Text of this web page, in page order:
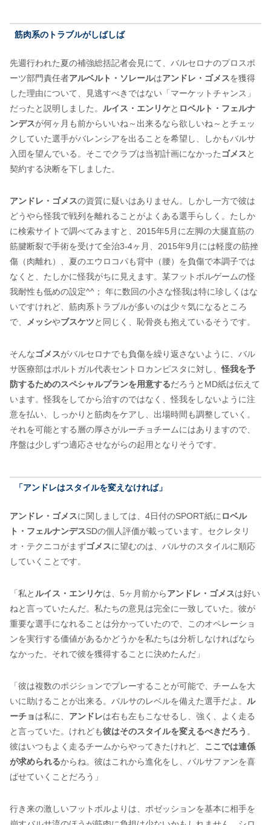
筋肉系のトラブルがしばしば
先週行われた夏の補強総括記者会見にて、バルセロナのプロスポ
ーツ部門責任者アルベルト・ソレールはアンドレ・ゴメスを獲得
した理由について、見逃すべきではない「マーケットチャンス」
だったと説明しました。 ルイス・エンリケと ロベルト・フェルナ
ンデスが何ヶ月も前からいいね～出来るなら欲しいね～とチェッ
クしていた選手がバレンシアを出ることを希望し、しかもバルサ
入団を望んでいる。そこでクラブは当初計画になかった ゴメスと
契約する決断を下しました。
アンドレ・ゴメスの資質に疑いはありません。しかし一方で彼は
どうやら怪我で戦列を離れることがよくある選手らしく。たしか
に検索サイトで調べてみますと、2015年5月に左脚の大腿直筋の
筋腱断裂で手術を受けて全治3-4ヶ月、2015年9月には軽度の筋挫
傷（肉離れ）、夏のエウロコパも背中（腰）を負傷で本調子では
なくと、たしかに怪我がちに見えます。某フットボルゲームの怪
我耐性も低めの設定^^； 年に数回の小さな怪我は特に珍しくはな
いですけれど、筋肉系トラブルが多いのは少々気になるところ
で、
メッシやブスケツと同じく、恥骨炎も抱えているそうです。
そんなゴメスがバルセロナでも負傷を繰り返さないように、バル
サ医療部はポルトガル代表セントロカンピスタに対し、怪我を予
防するためのスペシャルプランを用意するだろうとMD紙は伝えて
います。怪我をしてから治すのではなく、怪我をしないように注
意を払い、しっかりと筋肉をケアし、出場時間も調整していく。
それを可能とする層の厚さがルーチョチームにはありますので、
序盤は少しずつ適応させながらの起用となりそうです。
「アンドレはスタイルを変えなければ」
アンドレ・ゴメスに関しましては、4日付のSPORT紙に ロベル
ト・フェルナンデスSDの個人評価が載っています。セクレタリ
オ・テクニコがまずゴメスに望むのは、バルサのスタイルに順応
していくことです。
「私と ルイス・エンリケは、5ヶ月前からアンドレ・ゴメスは好い
ねと言っていたんだ。私たちの意見は完全に一致していた。彼が
重要な選手になれることは分かっていたので、このオペレーショ
ンを実行する価値があるかどうかを私たちは分析しなければなら
なかった。それで彼を獲得することに決めたんだ」
「彼は複数のポジションでプレーすることが可能で、チームを大
いに助けることが出来る。バルサのレベルを備えた選手だよ。 ル
ーチョは私に、 アンドレは右も左もこなせるし、強く、よく走る
と言っていた。けれども彼はそのスタイルを変えるべきだろう 。
彼はいつもよく走るチームからやってきたけれど、 ここでは連係
が求められるからね。彼はこれから進化をし、バルサファンを喜
ばせていくことだろう」
行き来の激しいフットボルよりは、ポゼッションを基本に相手を